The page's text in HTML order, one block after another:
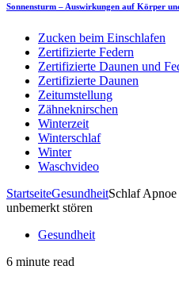
Sonnensturm – Auswirkungen auf Körper
Zucken beim Einschlafen
Zertifizierte Federn
Zertifizierte Daunen und
Zertifizierte Daunen
Zeitumstellung
Zähneknirschen
Winterzeit
Winterschlaf
Winter
Waschvideo
StartseiteGesundheitSchlaf
unbemerkt stören
Gesundheit
6 minute read